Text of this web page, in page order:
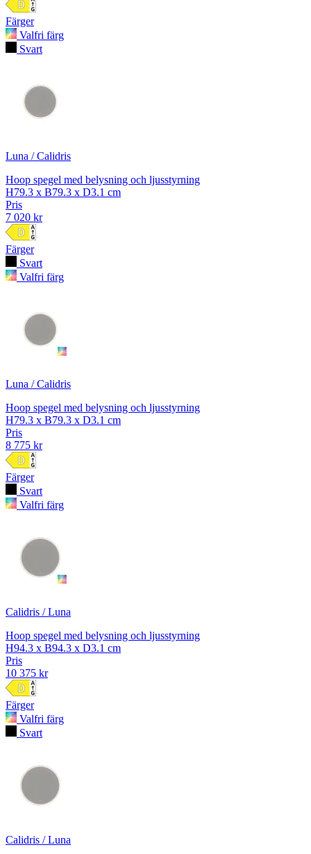
Färger
Valfri färg
Svart
Luna / Calidris
Hoop spegel med belysning och ljusstyrning
H79.3 x B79.3 x D3.1 cm
Pris
7 020 kr
Färger
Svart
Valfri färg
Luna / Calidris
Hoop spegel med belysning och ljusstyrning
H79.3 x B79.3 x D3.1 cm
Pris
8 775 kr
Färger
Svart
Valfri färg
Calidris / Luna
Hoop spegel med belysning och ljusstyrning
H94.3 x B94.3 x D3.1 cm
Pris
10 375 kr
Färger
Valfri färg
Svart
Calidris / Luna